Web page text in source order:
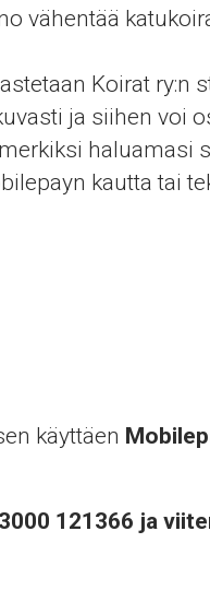
vähentää
Koirat ry:n
ja siihen voi
haluamasi
kautta tai
käyttäen
121366 ja